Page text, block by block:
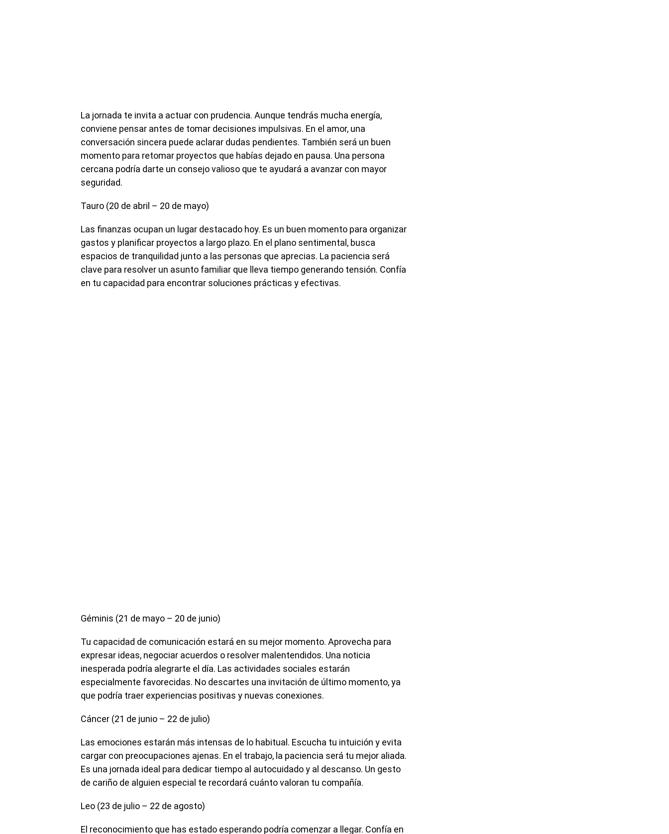
La jornada te invita a actuar con prudencia. Aunque tendrás mucha energía,
conviene pensar antes de tomar decisiones impulsivas. En el amor, una
conversación sincera puede aclarar dudas pendientes. También será un buen
momento para retomar proyectos que habías dejado en pausa. Una persona
cercana podría darte un consejo valioso que te ayudará a avanzar con mayor
seguridad.
Tauro (20 de abril – 20 de mayo)
Las finanzas ocupan un lugar destacado hoy. Es un buen momento para organizar
gastos y planificar proyectos a largo plazo. En el plano sentimental, busca
espacios de tranquilidad junto a las personas que aprecias. La paciencia será
clave para resolver un asunto familiar que lleva tiempo generando tensión. Confía
en tu capacidad para encontrar soluciones prácticas y efectivas.
Géminis (21 de mayo – 20 de junio)
Tu capacidad de comunicación estará en su mejor momento. Aprovecha para
expresar ideas, negociar acuerdos o resolver malentendidos. Una noticia
inesperada podría alegrarte el día. Las actividades sociales estarán
especialmente favorecidas. No descartes una invitación de último momento, ya
que podría traer experiencias positivas y nuevas conexiones.
Cáncer (21 de junio – 22 de julio)
Las emociones estarán más intensas de lo habitual. Escucha tu intuición y evita
cargar con preocupaciones ajenas. En el trabajo, la paciencia será tu mejor aliada.
Es una jornada ideal para dedicar tiempo al autocuidado y al descanso. Un gesto
de cariño de alguien especial te recordará cuánto valoran tu compañía.
Leo (23 de julio – 22 de agosto)
El reconocimiento que has estado esperando podría comenzar a llegar. Confía en